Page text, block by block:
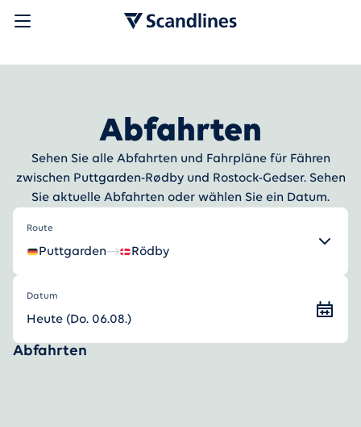
Abfahrten
Sehen Sie alle Abfahrten und Fahrpläne für Fähren
zwischen Puttgarden-Rødby und Rostock-Gedser. Sehen
Sie aktuelle Abfahrten oder wählen Sie ein Datum.
Route
Puttgarden Rödby
Datum
Heute (Do. 06.08.)
Abfahrten